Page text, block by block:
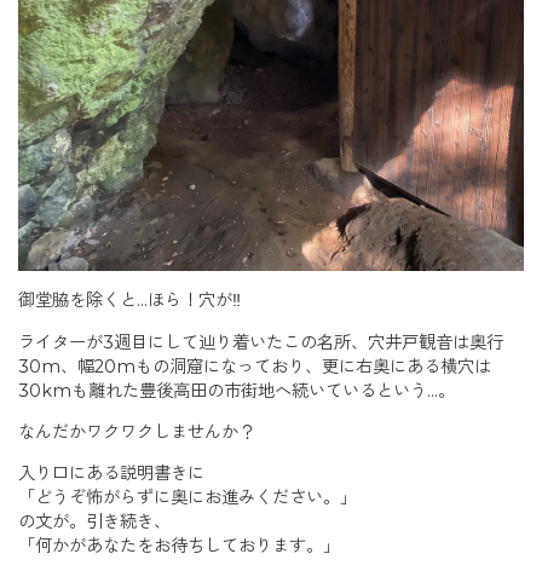
御堂脇を除くと…ほら！穴が‼︎
ライターが3週目にして辿り着いたこの名所、穴井戸観音は奥行
30m、幅20mもの洞窟になっており、更に右奥にある横穴は
30kmも離れた豊後高田の市街地へ続いているという…。
なんだかワクワクしませんか？
入り口にある説明書きに
「どうぞ怖がらずに奥にお進みください。」
の文が。引き続き、
「何かがあなたをお待ちしております。」